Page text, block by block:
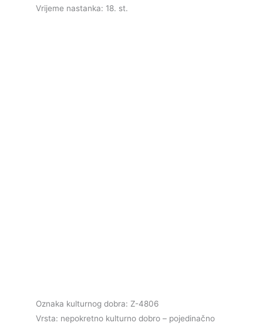
Vrijeme nastanka: 18. st.
Oznaka kulturnog dobra: Z-4806
Vrsta: nepokretno kulturno dobro – pojedinačno